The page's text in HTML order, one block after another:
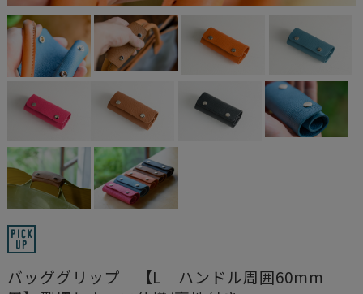
バッググリップ 【L ハンドル周囲60mm